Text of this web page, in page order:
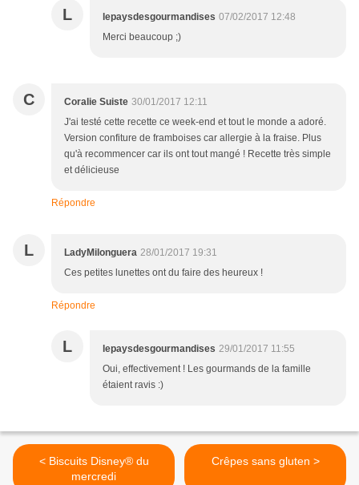
L lepaysdesgourmandises 07/02/2017 12:48
Merci beaucoup ;)
C Coralie Suiste 30/01/2017 12:11
J'ai testé cette recette ce week-end et tout le monde a adoré.
Version confiture de framboises car allergie à la fraise. Plus
qu'à recommencer car ils ont tout mangé ! Recette très simple
et délicieuse
Répondre
L LadyMilonguera 28/01/2017 19:31
Ces petites lunettes ont du faire des heureux !
Répondre
L lepaysdesgourmandises 29/01/2017 11:55
Oui, effectivement ! Les gourmands de la famille
étaient ravis :)
< Biscuits Disney® du
mercredi
Crêpes sans gluten >